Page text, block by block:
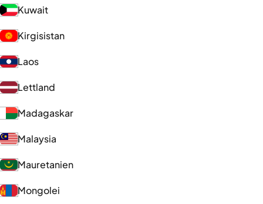
Kuwait
Kirgisistan
Laos
Lettland
Madagaskar
Malaysia
Mauretanien
Mongolei